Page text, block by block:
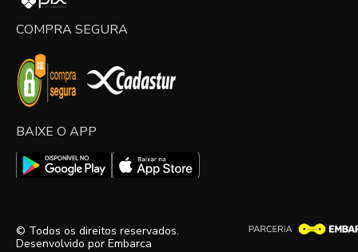
COMPRA SEGURA
BAIXE O APP
© Todos os direitos reservados.
Desenvolvido por Embarca